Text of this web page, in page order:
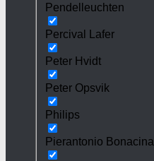
Pendelleuchten
Percival Lafer
Peter Hvidt
Peter Opsvik
Philips
Pierantonio Bonacina